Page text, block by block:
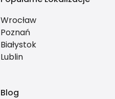
Wrocław
Poznań
Białystok
Lublin
Blog